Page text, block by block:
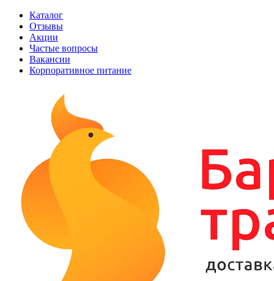
Каталог
Отзывы
Акции
Частые вопросы
Вакансии
Корпоративное питание